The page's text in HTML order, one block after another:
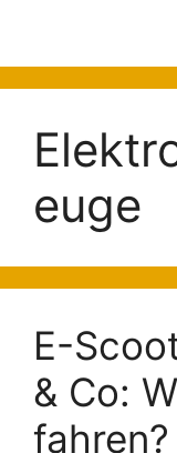
euge
E-
& Co:
fahren?